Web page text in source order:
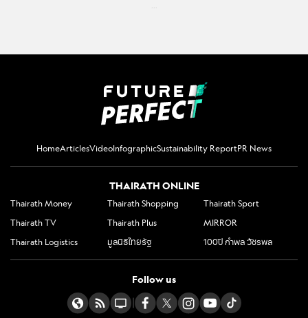
...
HomeArticlesVideoInfographicSustainability ReportPR News
THAIRATH ONLINE
Thairath Money Thairath Shopping
Thairath Sport
Thairath TV
Thairath Plus
MIRROR
Thairath Logistics
มูลนิธิไทยรัฐ 100ปี กำพล วัชรพล
Follow us
|